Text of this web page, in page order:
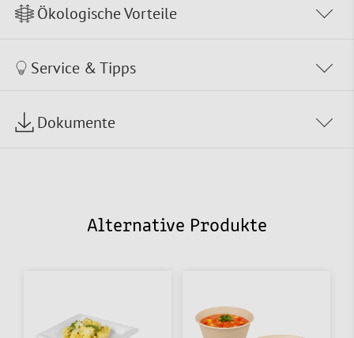
Ökologische Vorteile
Service & Tipps
Dokumente
Alternative Produkte